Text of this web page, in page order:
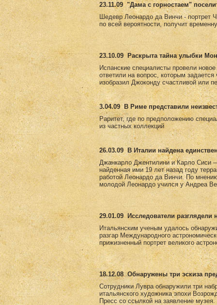
23.11.09 "Дама с горностаем"
Шедевр Леонардо да Винчи - портрет
по всей вероятности, получит
23.10.09
Раскрыта тайна улыбки
Испанские специалисты провели
ответили на вопрос, которым
изобразил Джоконду счастливой или
3.04.09 В Риме представили
Раритет, где по предположению
из частных коллекций
26.03.09
В Италии найдена
Джанкарло Джентилини и Карло Сиси
найденная ими 19 лет назад году
работой Леонардо да Винчи. По
молодой Леонардо учился у Андреа
29.01.09
Исследователи
Итальянским ученым удалось
разгар Международного
прижизненный портрет великого
18.12.08 Обнаружены три эскиза
Сотрудники Лувра обнаружили три
итальянского художника эпохи
Пресс со ссылкой на заявление музея.